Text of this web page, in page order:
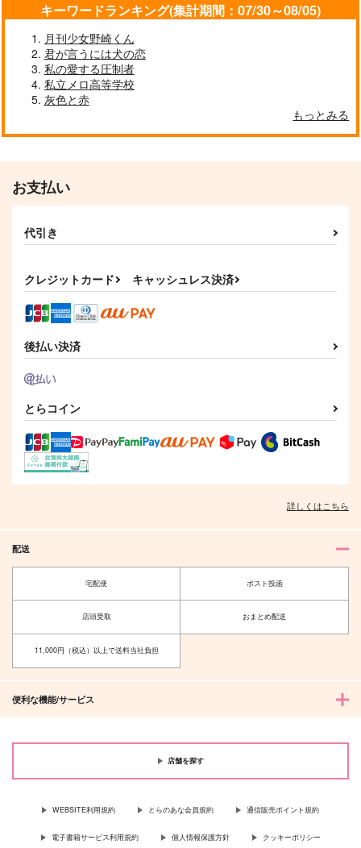
キーワードランキング(集計期間：07/30～08/05)
月刊少女野崎くん
君が言うには犬の恋
私の愛する圧制者
私立メロ高等学校
灰色と赤
もっとみる
お支払い
代引き
クレジットカード キャッシュレス決済
後払い決済
とらコイン
詳しくはこちら
配送
宅配便 ポスト投函
店頭受取 おまとめ配送
11,000円（税込）以上で送料当社負担
便利な機能/サービス
店舗を探す
WEBSITE利用規約 とらのあな会員規約 通信販売ポイント規約
電子書籍サービス利用規約 個人情報保護方針 クッキーポリシー